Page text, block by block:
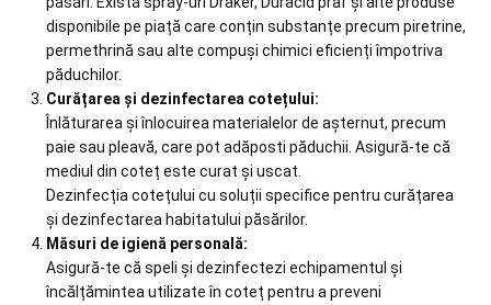
disponibile pe piață care conțin substanțe precum piretrine,
permethrină sau alte compuși chimici eficienți împotriva
păduchilor.
Curățarea și dezinfectarea cotețului:
Înlăturarea și înlocuirea materialelor de așternut, precum
paie sau pleavă, care pot adăposti păduchii. Asigură-te că
mediul din coteț este curat și uscat.
Dezinfecția cotețului cu soluții specifice pentru curățarea
și dezinfectarea habitatului păsărilor.
Măsuri de igienă personală:
Asigură-te că speli și dezinfectezi echipamentul și
încălțămintea utilizate în coteț pentru a preveni